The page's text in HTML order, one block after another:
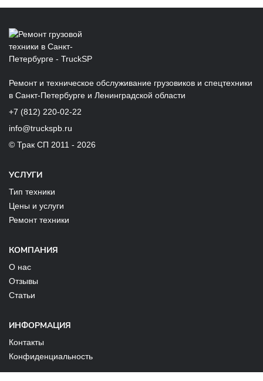
Ремонт и техническое обслуживание грузовиков и спецтехники
в Санкт‑Петербурге и Ленинградской области
+7 (812) 220-02-22
info@truckspb.ru
© Трак СП 2011 - 2026
УСЛУГИ
Тип техники
Цены и услуги
Ремонт техники
КОМПАНИЯ
О нас
Отзывы
Статьи
ИНФОРМАЦИЯ
Контакты
Конфиденциальность